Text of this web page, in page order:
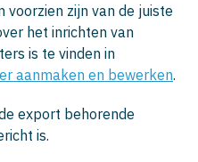
zijn van de juiste
het inrichten van
is te vinden in
aanmaken en bewerken.
export behorende
is.